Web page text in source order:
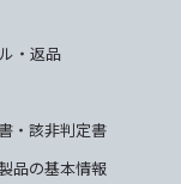
・返品
・該非判定書
品の基本情報